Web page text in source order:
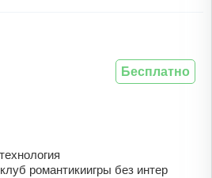
романтикиигры без интер
Бесплатно